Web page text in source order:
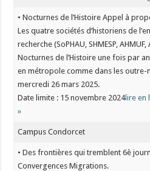
• Nocturnes de l’Histoire Appel à
Les quatre sociétés d’historiens de
recherche (SoPHAU, SHMESP,
Nocturnes de l’Histoire une fois par
en métropole comme dans les outre-
mercredi 26 mars 2025.
Date limite : 15 novembre 2024lire en
»
Campus Condorcet
• Des frontières qui tremblent 6è
Convergences Migrations.